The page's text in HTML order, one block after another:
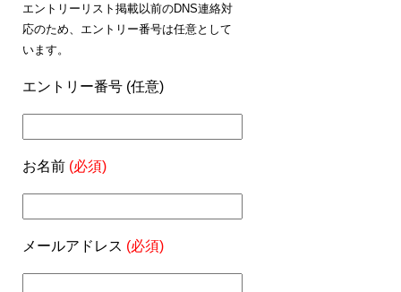
エントリーリスト掲載以前のDNS連絡対
応のため、エントリー番号は任意として
います。
エントリー番号 (任意)
お名前 (必須)
メールアドレス (必須)